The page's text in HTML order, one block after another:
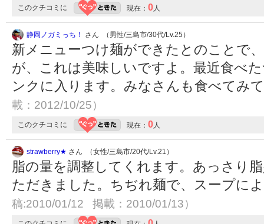
このクチコミに 現在： 0人
静岡ノガミっち！ さん （男性/三島市/30代/Lv.25）
新メニューつけ麺ができたとのことで
が、これは美味しいですよ。最近食べ
ンクに入ります。みなさんも食べてみ
載：2012/10/25）
このクチコミに 現在： 0人
strawberry★ さん （女性/三島市/20代/Lv.21）
脂の量を調整してくれます。あっさり
ただきました。ちぢれ麺で、スープに
稿:2010/01/12 掲載：2010/01/13）